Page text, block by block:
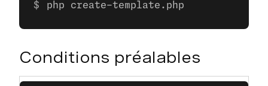
php create-template.php
Conditions préalables